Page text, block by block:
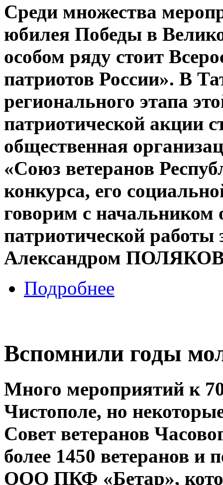
Среди множества
юбилея Победы в
особом ряду стоит
патриотов России». В
регионального этапа
патриотической акции
общественная
«Союз ветеранов
конкурса, его
говорим с начальником
патриотической работы
Александром
Подробнее
Вспомнили годы
Много мероприятий к
Чистополе, но
Совет ветеранов
более 1450 ветеранов и
ООО ПКФ «Бетар»,